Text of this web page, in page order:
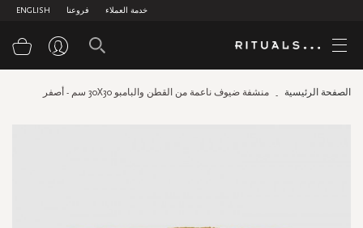
ENGLISH فروعنا خدمة العملاء
الصفحة الرئيسية منشفة ضيوف ناعمة من القطن والبامبو 30X30 سم - أصفر